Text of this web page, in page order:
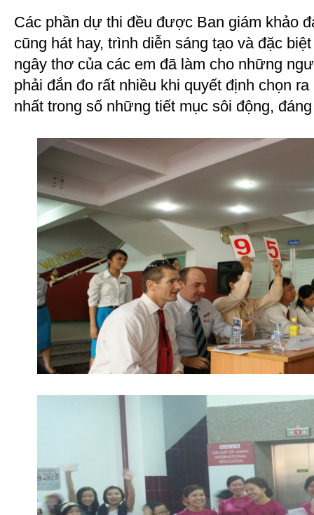
Các phần dự thi đều được Ban giám khảo
cũng hát hay, trình diễn sáng tạo và đặc
ngây thơ của các em đã làm cho những
phải đắn đo rất nhiều khi quyết định chọn
nhất trong số những tiết mục sôi động,